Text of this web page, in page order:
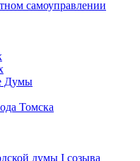
самоуправлении
Думы
Томска
думы I созыва